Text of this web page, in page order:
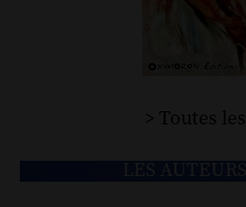
> Toutes